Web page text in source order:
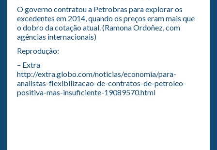
O governo contratou a Petrobras para explorar os
excedentes em 2014, quando os preços eram mais que
o dobro da cotação atual. (Ramona Ordoñez, com
agências internacionais)
Reprodução:
– Extra
http://extra.globo.com/noticias/economia/para-
analistas-flexibilizacao-de-contratos-de-petroleo-
positiva-mas-insuficiente-19089570.html